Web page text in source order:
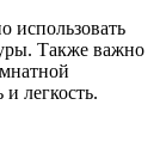
использовать
Также важно
легкость.